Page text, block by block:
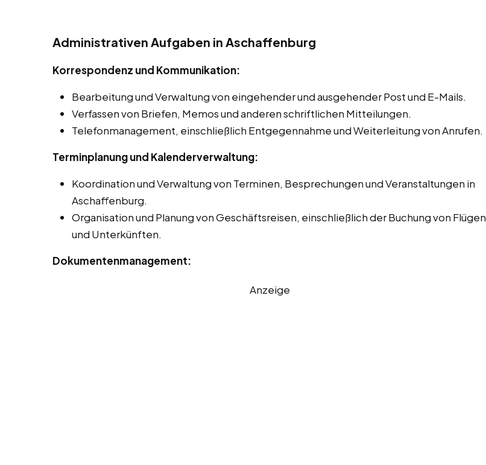
Administrativen Aufgaben in Aschaffenburg
Korrespondenz und Kommunikation:
Bearbeitung und Verwaltung von eingehender und ausgehender Post und E-Mails.
Verfassen von Briefen, Memos und anderen schriftlichen Mitteilungen.
Telefonmanagement, einschließlich Entgegennahme und Weiterleitung von Anrufen.
Terminplanung und Kalenderverwaltung:
Koordination und Verwaltung von Terminen, Besprechungen und Veranstaltungen in
Aschaffenburg.
Organisation und Planung von Geschäftsreisen, einschließlich der Buchung von Flügen
und Unterkünften.
Dokumentenmanagement:
Anzeige